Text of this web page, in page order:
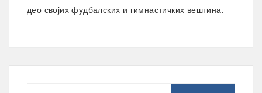
део својих фудбалских и гимнастичких вештина.